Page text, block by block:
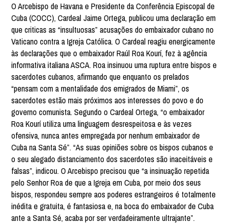
O Arcebispo de Havana e Presidente da Conferência Episcopal de
Cuba (COCC), Cardeal Jaime Ortega, publicou uma declaração em
que criticas as “insultuosas” acusações do embaixador cubano no
Vaticano contra a Igreja Católica. O Cardeal reagiu energicamente
às declarações que o embaixador Raúl Roa Kourí, fez à agência
informativa italiana ASCA. Roa insinuou uma ruptura entre bispos e
sacerdotes cubanos, afirmando que enquanto os prelados
“pensam com a mentalidade dos emigrados de Miami”, os
sacerdotes estão mais próximos aos interesses do povo e do
governo comunista. Segundo o Cardeal Ortega, “o embaixador
Roa Kourí utiliza uma linguagem desrespeitosa e às vezes
ofensiva, nunca antes empregada por nenhum embaixador de
Cuba na Santa Sé”. “As suas opiniões sobre os bispos cubanos e
o seu alegado distanciamento dos sacerdotes são inaceitáveis e
falsas”, indicou. O Arcebispo precisou que “a insinuação repetida
pelo Senhor Roa de que a Igreja em Cuba, por meio dos seus
bispos, respondeu sempre aos poderes estrangeiros é totalmente
inédita e gratuita, é fantasiosa e, na boca do embaixador de Cuba
ante a Santa Sé, acaba por ser verdadeiramente ultrajante”.